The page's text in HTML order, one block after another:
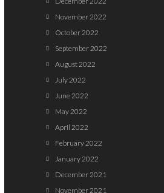
November 2022
October 2022
September 2022
August 2022
July 2022
June 2022
May 2022
April 2022
February 2022
January 2022
December 2021
November 2021